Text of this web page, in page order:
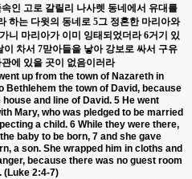
인 고로 갈릴리 나사렛 동네에서 유대를
하는 다윗의 동네로 5그 정혼한 마리아와
니 마리아가 이미 잉태되었더라6거기 있
이 차서 7맏아들을 낳아 강보로 싸서 구유
에 있을 곳이 없음이러라
up from the town of Nazareth in
Bethlehem the town of David, because
house and line of David. 5 He went
Mary, who was pledged to be married
a child. 6 While they were there,
baby to be born, 7 and she gave
a son. She wrapped him in cloths and
because there was no guest room
(Luke 2:4-7)